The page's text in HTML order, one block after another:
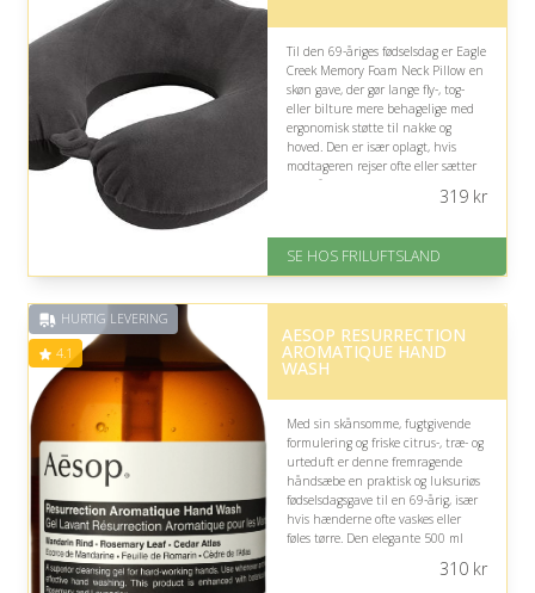
Til den 69-åriges fødselsdag er Eagle
Creek Memory Foam Neck Pillow en
skøn gave, der gør lange fly-, tog-
eller bilture mere behagelige med
ergonomisk støtte til nakke og
hoved. Den er især oplagt, hvis
modtageren rejser ofte eller sætter
pris på komfort undervejs.
God Trustpilot rating på 3.8 ud
319kr
SE HOS FRILUFTSLAND
HURTIG LEVERING
4.1
AESOP RESURRECTION
AROMATIQUE HAND
WASH
Med sin skånsomme, fugtgivende
formulering og friske citrus-, træ- og
urteduft er denne fremragende
håndsæbe en praktisk og luksuriøs
fødselsdagsgave til en 69-årig, især
hvis hænderne ofte vaskes eller
føles tørre. Den elegante 500 ml
310kr